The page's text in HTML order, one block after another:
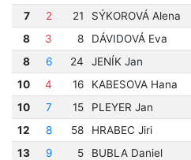
7
2 21 SÝKOROVÁ Alena
8
3 8 DÁVIDOVÁ Eva
8
6 24 JENÍK Jan
10
4 16 KABESOVA Hana
10
7 15 PLEYER Jan
12
8 58 HRABEC Jiri
13
9 5 BUBLA Daniel